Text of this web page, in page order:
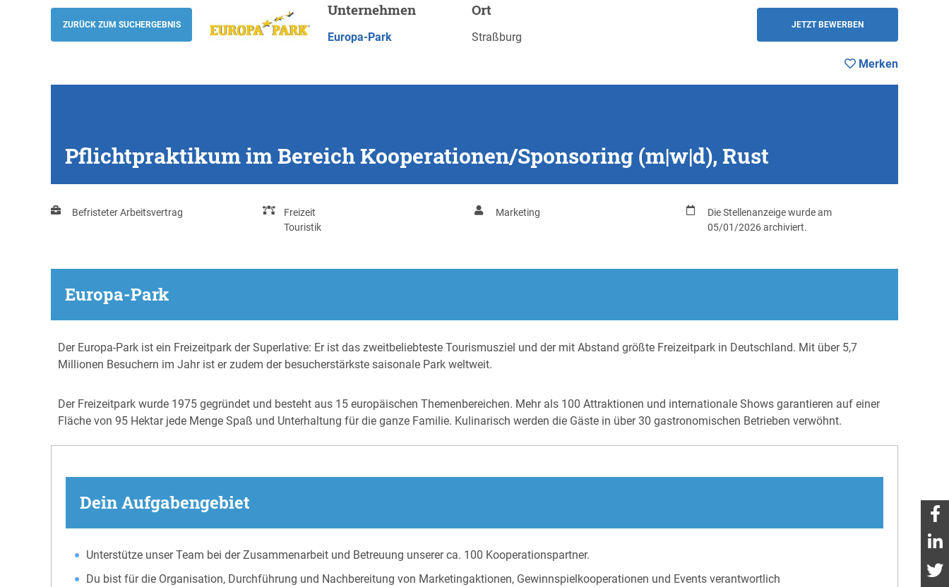
Europa-Park
ZURÜCK ZUM SUCHERGEBNIS
Unternehmen
Europa-Park
Ort
Straßburg
JETZT BEWERBEN
Merken
Pflichtpraktikum im Bereich Kooperationen/Sponsoring (m|w|d), Rust
Befristeter Arbeitsvertrag
Freizeit
Touristik
Marketing
Die Stellenanzeige wurde am
05/01/2026 archiviert.
Europa-Park
Der Europa-Park ist ein Freizeitpark der Superlative: Er ist das zweitbeliebteste Tourismusziel und der mit Abstand größte Freizeitpark in Deutschland. Mit über 5,7
Millionen Besuchern im Jahr ist er zudem der besucherstärkste saisonale Park weltweit.
Der Freizeitpark wurde 1975 gegründet und besteht aus 15 europäischen Themenbereichen. Mehr als 100 Attraktionen und internationale Shows garantieren auf einer
Fläche von 95 Hektar jede Menge Spaß und Unterhaltung für die ganze Familie. Kulinarisch werden die Gäste in über 30 gastronomischen Betrieben verwöhnt.
Dein Aufgabengebiet
Unterstütze unser Team bei der Zusammenarbeit und Betreuung unserer ca. 100 Kooperationspartner.
Du bist für die Organisation, Durchführung und Nachbereitung von Marketingaktionen, Gewinnspielkooperationen und Events verantwortlich